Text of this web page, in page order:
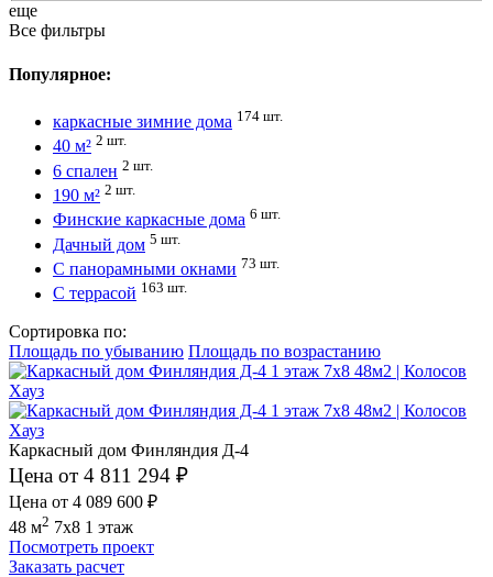
еще
Все фильтры
Популярное:
каркасные зимние дома 174 шт.
40 м² 2 шт.
6 спален 2 шт.
190 м² 2 шт.
Финские каркасные дома 6 шт.
Дачный дом 5 шт.
С панорамными окнами 73 шт.
С террасой 163 шт.
Сортировка по:
Площадь по убыванию Площадь по возрастанию
Каркасный дом Финляндия Д-4
Цена от 4 811 294 ₽
Цена от 4 089 600 ₽
48 м2 7x8 1 этаж
Посмотреть проект
Заказать расчет